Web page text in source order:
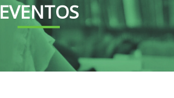
EVENTOS